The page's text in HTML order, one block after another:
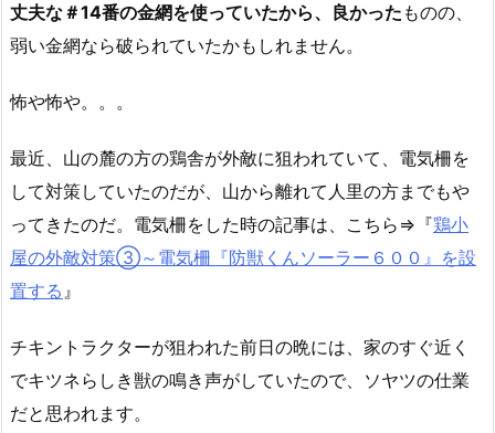
丈夫な＃14番の金網を使っていたから、良かった ものの、
弱い金網なら破られていたかもしれません。
怖や怖や。。。
最近、山の麓の方の鶏舎が外敵に狙われていて、電気柵を
して対策していたのだが、山から離れて人里の方までもや
ってきたのだ。電気柵をした時の記事は、こちら⇒『鶏小
屋の外敵対策③～電気柵『防獣くんソーラー６００』を設
置する 』
チキントラクターが狙われた前日の晩には、家のすぐ近く
でキツネらしき獣の鳴き声がしていたので、ソヤツの仕業
だと思われます。